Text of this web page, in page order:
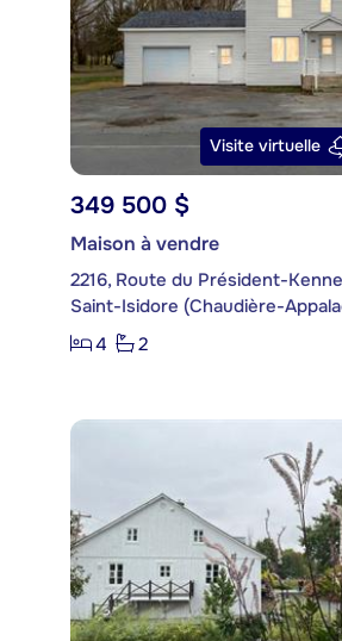
Visite virtuelle
349 500 $
Maison à vendre
2216, Route du Président-
Saint-Isidore (Chaudière-
4
2